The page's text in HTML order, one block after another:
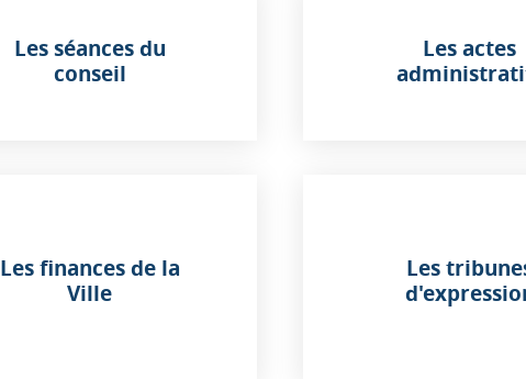
Les séances du
conseil
Les actes
Les finances de la
Ville
Les